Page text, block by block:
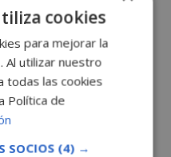
cookies
para mejorar la
Al utilizar nuestro
todas las cookies
Política de
SOCIOS (4) →